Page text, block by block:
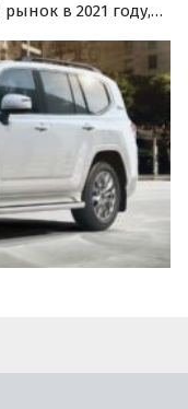
в 2021 году,
на одном
то теперь он…